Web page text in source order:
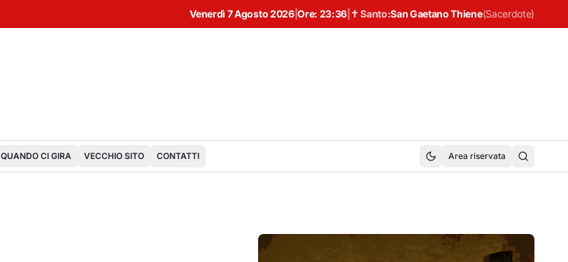
Venerdì 7 Agosto 2026|Ore: 23:36 ✝ Santo:San Gaetano Thiene(Sacerdote)
QUANDO CI GIRA VECCHIO SITO CONTATTI Area riservata